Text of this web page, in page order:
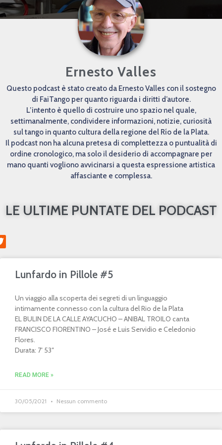
Ernesto Valles
Questo podcast è stato creato da Ernesto Valles con il sostegno
di FaiTango per quanto riguarda i diritti d’autore.
L’intento è quello di costruire uno spazio nel quale,
settimanalmente, condividere informazioni, notizie, curiosità
sul tango in quanto cultura della regione del Río de la Plata.
Il podcast non ha alcuna pretesa di complettezza o puntualità di
ordine cronologico, ma solo il desiderio di accompagnare per
mano quanti vogliono avvicinarsi a questa espressione artistica
affasciante e complessa.
LE ULTIME PUNTATE DEL PODCAST
Lunfardo in Pillole #5
Un viaggio alla scoperta dei segreti di un linguaggio
intimamente connesso con la cultura del Rio de la Plata
EL BULIN DE LA CALLE AYACUCHO – ANIBAL TROILO canta
FRANCISCO FIORENTINO – José e Luis Servidio e Celedonio
Flores.
Durata: 7′ 53″
READ MORE »
30/05/2021 Nessun commento